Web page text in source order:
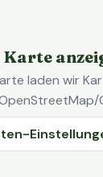
Karte
laden wir